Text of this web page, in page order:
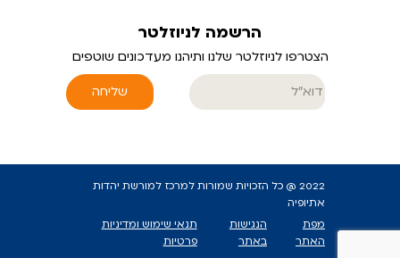
הרשמה לניוזלטר
הצטרפו לניוזלטר שלנו ותיהנו מעדכונים שוטפים
שליחה
2022 @ כל הזכויות שמורות למרכז למורשת יהדות
אתיופיה
מפת
האתר
הנגישות
באתר
תנאי שימוש ומדיניות
פרטיות